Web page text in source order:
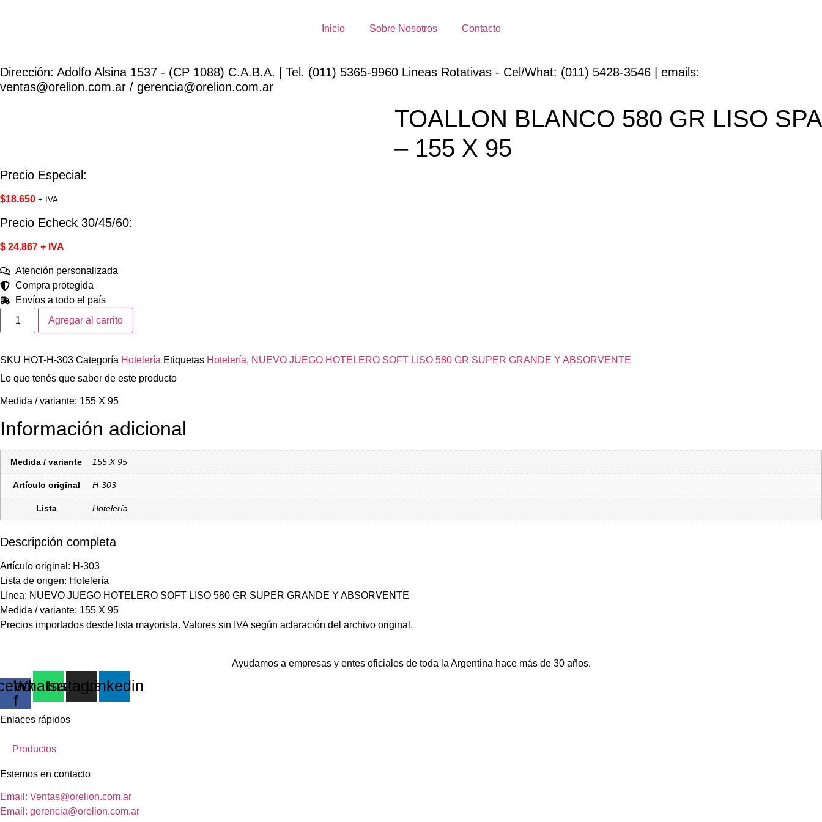
Inicio Sobre Nosotros Contacto
Dirección: Adolfo Alsina 1537 - (CP 1088) C.A.B.A. | Tel. (011) 5365-9960 Lineas Rotativas - Cel/What: (011) 5428-3546 | emails:
ventas@orelion.com.ar / gerencia@orelion.com.ar
TOALLON BLANCO 580 GR LISO SPA
– 155 X 95
Precio Especial:
$18.650 + IVA
Precio Echeck 30/45/60:
$ 24.867 + IVA
Atención personalizada
Compra protegida
Envíos a todo el país
TOALLON
BLANCO
580
SPA
155
95
Agregar al carrito
SKU HOT-H-303 Categoría Hotelería Etiquetas Hotelería, NUEVO JUEGO HOTELERO SOFT LISO 580 GR SUPER GRANDE Y ABSORVENTE
Lo que tenés que saber de este producto
Medida / variante: 155 X 95
Información adicional
Medida / variante 155 X 95
Artículo original H-303
Lista Hotelería
Descripción completa
Artículo original: H-303
Lista de origen: Hotelería
Línea: NUEVO JUEGO HOTELERO SOFT LISO 580 GR SUPER GRANDE Y ABSORVENTE
Medida / variante: 155 X 95
Precios importados desde lista mayorista. Valores sin IVA según aclaración del archivo original.
Ayudamos a empresas y entes oficiales de toda la Argentina hace más de 30 años.
f
Whatsapp
Instagram
Linkedin
Enlaces rápidos
Productos
Estemos en contacto
Email: Ventas@orelion.com.ar
Email: gerencia@orelion.com.ar